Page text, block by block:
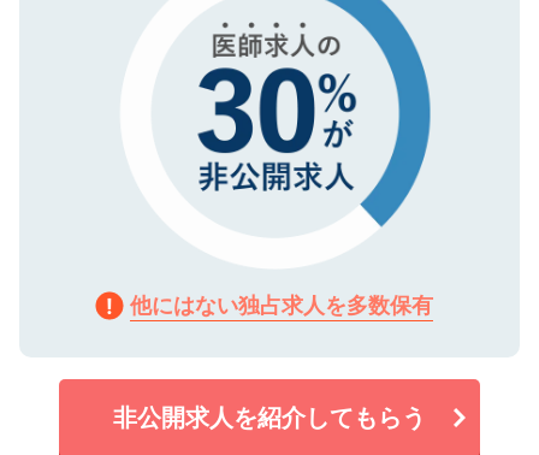
他にはない独占求人を多数保有
非公開求人を紹介してもらう